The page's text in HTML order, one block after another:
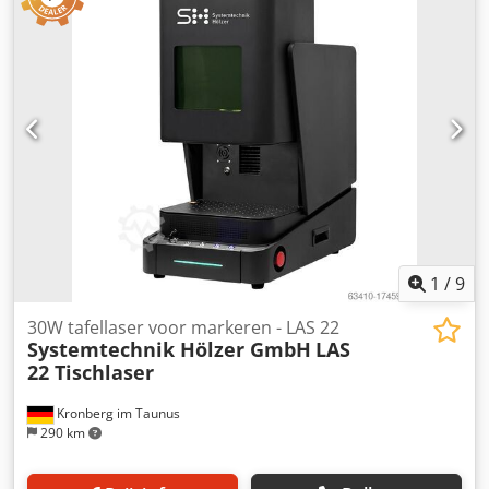
laminator. Machine comes with many spare parts and can
be seen in production
1 /9
Kronberg im Taunus
290 km
30W tafellaser voor markeren - LAS 22
Systemtechnik Hölzer GmbH LAS
22 Tischlaser